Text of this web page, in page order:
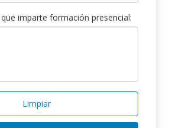
imparte formación presencial:
Limpiar